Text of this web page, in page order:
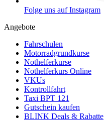
Folge uns auf Instagram
Angebote
Fahrschulen
Motorradgrundkurse
Nothelferkurse
Nothelferkurs Online
VKUs
Kontrollfahrt
Taxi BPT 121
Gutschein kaufen
BLINK Deals & Rabatte